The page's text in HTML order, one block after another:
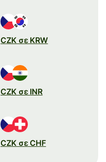
CZK σε KRW
CZK σε INR
CZK σε CHF